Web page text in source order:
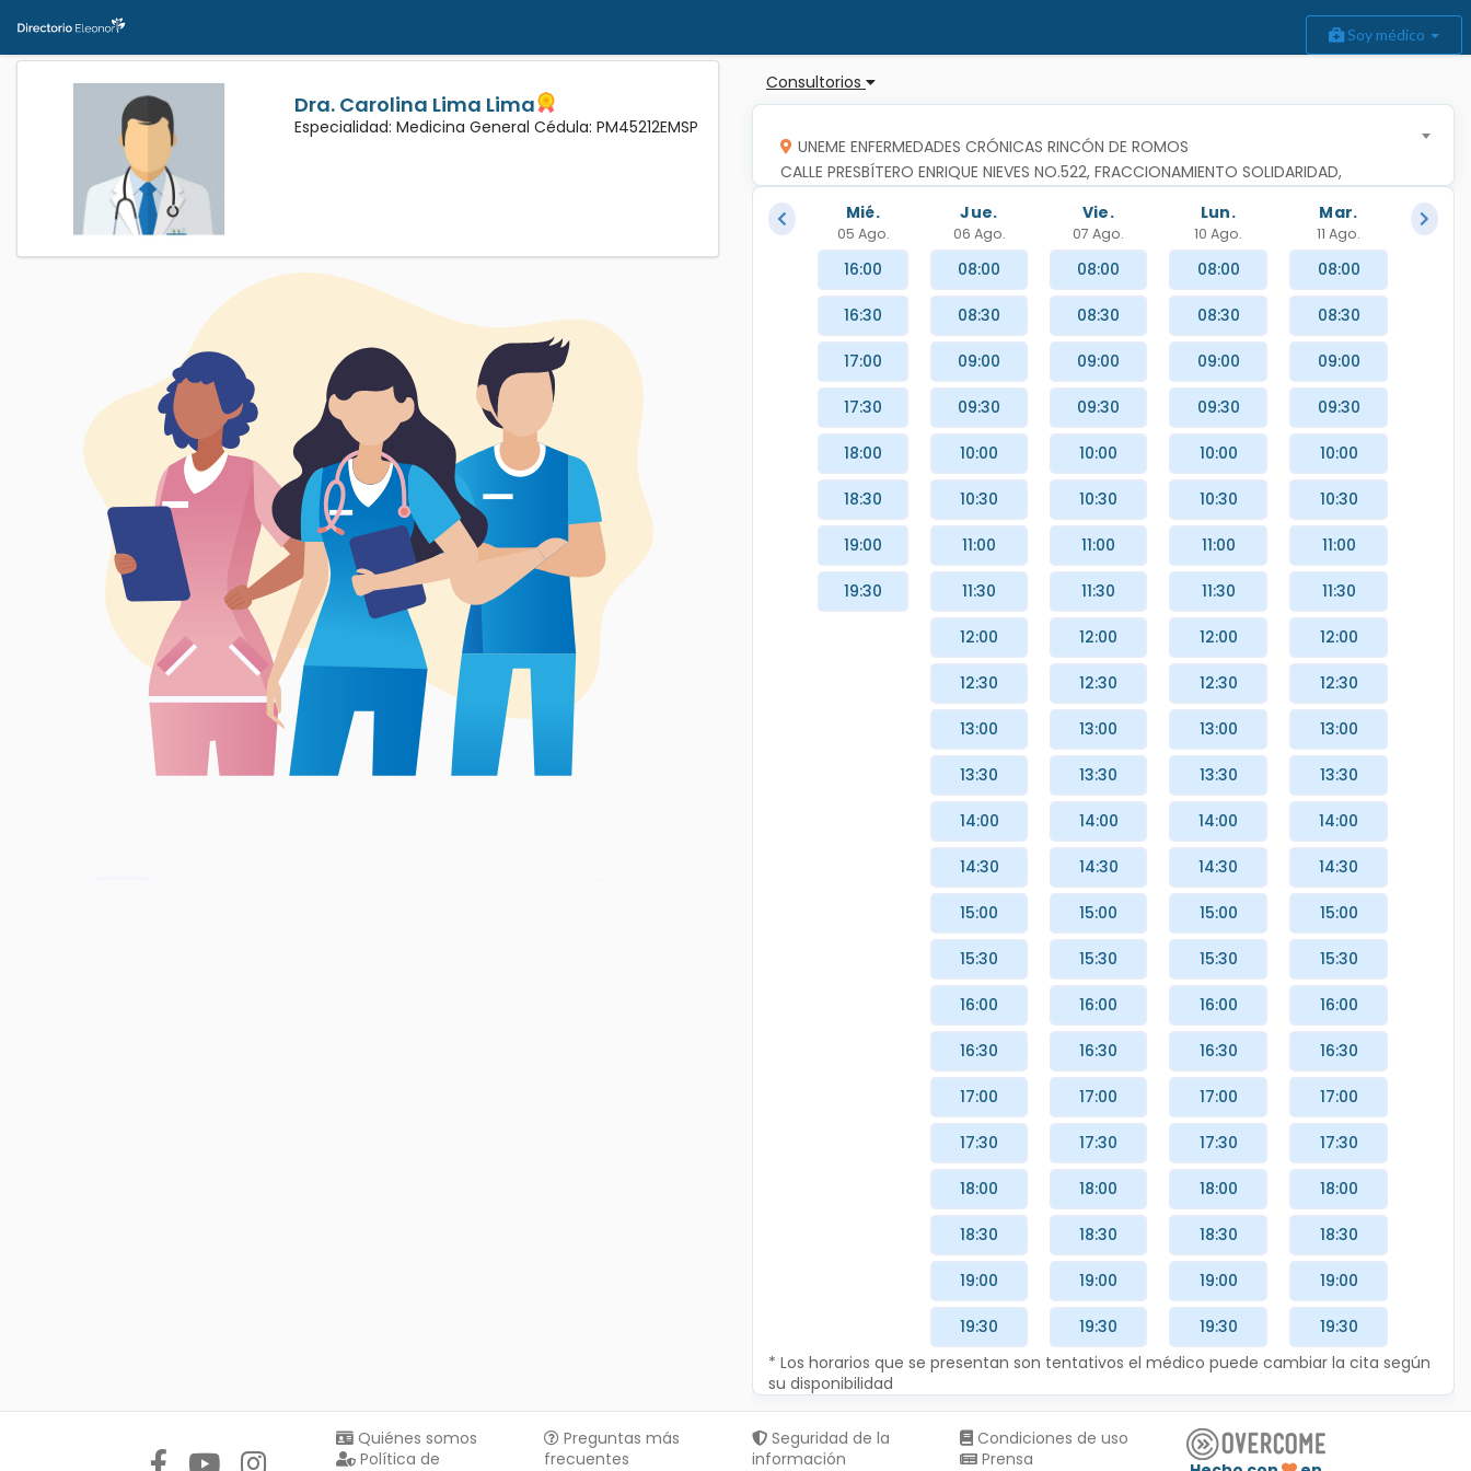
Soy médico
Consultorios
UNEME ENFERMEDADES CRÓNICAS RINCÓN DE ROMOS
CALLE PRESBÍTERO ENRIQUE NIEVES NO.522, FRACCIONAMIENTO SOLIDARIDAD,
C.P.20416, RINCON DE ROMOS, RINCON DE ROMOS,AGUASCALIENTES
Mié.
05 Ago.
Jue.
06 Ago.
Vie.
07 Ago.
Lun.
10 Ago.
Mar.
11 Ago.
16:00
16:30
17:00
17:30
18:00
18:30
19:00
19:30
08:00
08:30
09:00
09:30
10:00
10:30
11:00
11:30
12:00
12:30
13:00
13:30
14:00
14:30
15:00
15:30
16:00
16:30
17:00
17:30
18:00
18:30
19:00
19:30
08:00
08:30
09:00
09:30
10:00
10:30
11:00
11:30
12:00
12:30
13:00
13:30
14:00
14:30
15:00
15:30
16:00
16:30
17:00
17:30
18:00
18:30
19:00
19:30
08:00
08:30
09:00
09:30
10:00
10:30
11:00
11:30
12:00
12:30
13:00
13:30
14:00
14:30
15:00
15:30
16:00
16:30
17:00
17:30
18:00
18:30
19:00
19:30
08:00
08:30
09:00
09:30
10:00
10:30
11:00
11:30
12:00
12:30
13:00
13:30
14:00
14:30
15:00
15:30
16:00
16:30
17:00
17:30
18:00
18:30
19:00
19:30
* Los horarios que se presentan son tentativos el médico puede cambiar la cita según
su disponibilidad
Dra. Carolina Lima Lima
Especialidad: Medicina General Cédula: PM45212EMSP
Quiénes somos
Política de
Preguntas más
frecuentes
Seguridad de la
información
Condiciones de uso
Prensa